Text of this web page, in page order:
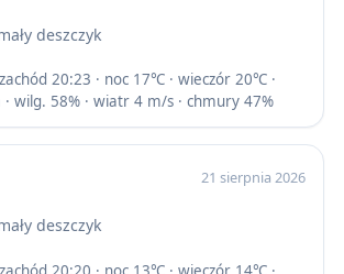
deszczyk
20:23 · noc 17℃ · wieczór 20℃ ·
wilg. 58% · wiatr 4 m/s · chmury 47%
21 sierpnia 2026
deszczyk